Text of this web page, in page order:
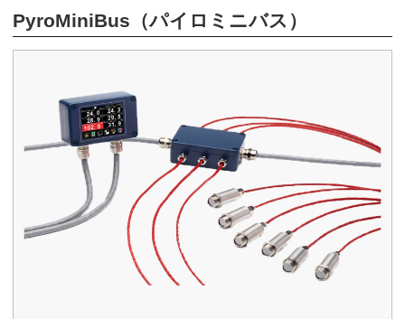
PyroMiniBus（パイロミニバス）